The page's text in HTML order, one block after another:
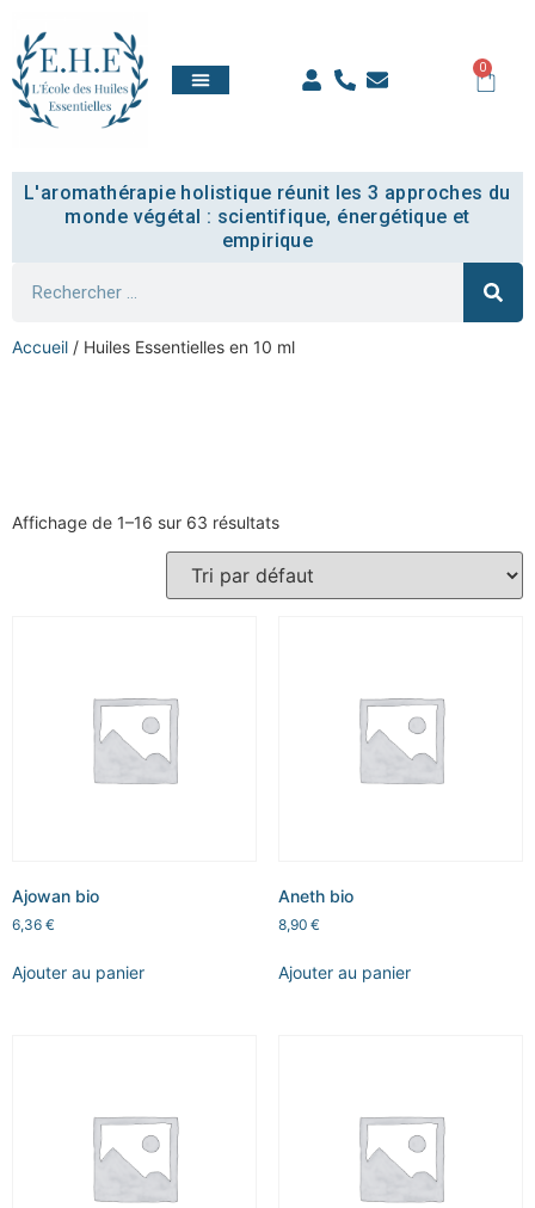
0
L'aromathérapie holistique réunit les 3 approches du
monde végétal : scientifique, énergétique et
empirique
Accueil / Huiles Essentielles en 10 ml
Affichage de 1–16 sur 63 résultats
Ajowan bio
6,36 €
Ajouter au panier
Aneth bio
8,90 €
Ajouter au panier